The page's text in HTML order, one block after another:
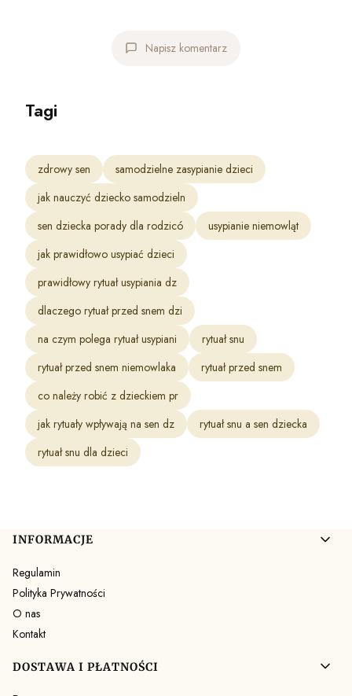
Napisz komentarz
Tagi
zdrowy sen
samodzielne zasypianie dzieci
jak nauczyć dziecko samodzieln
sen dziecka porady dla rodzicó
usypianie niemowląt
jak prawidłowo usypiać dzieci
prawidłowy rytuał usypiania dz
dlaczego rytuał przed snem dzi
na czym polega rytuał usypiani
rytuał snu
rytuał przed snem niemowlaka
rytuał przed snem
co należy robić z dzieckiem pr
jak rytuały wpływają na sen dz
rytuał snu a sen dziecka
rytuał snu dla dzieci
Linki w stopce
INFORMACJE
Regulamin
Polityka Prywatności
O nas
Kontakt
DOSTAWA I PŁATNOŚCI